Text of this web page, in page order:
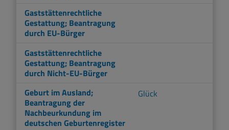
Gaststättenrechtliche
Gestattung; Beantragung
durch EU-Bürger
Gaststättenrechtliche
Gestattung; Beantragung
durch Nicht-EU-Bürger
Geburt im Ausland;
Beantragung der
Nachbeurkundung im
deutschen Geburtenregister
Glück